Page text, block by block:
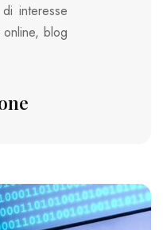
interesse
blog